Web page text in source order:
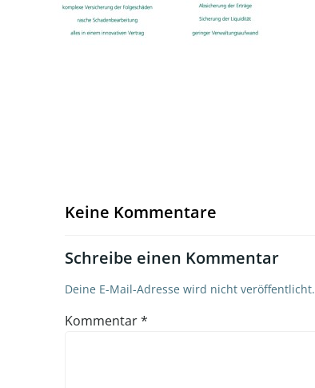
Keine Kommentare
Schreibe einen Kommentar
Deine E-Mail-Adresse wird nicht veröffentlicht.
Kommentar*